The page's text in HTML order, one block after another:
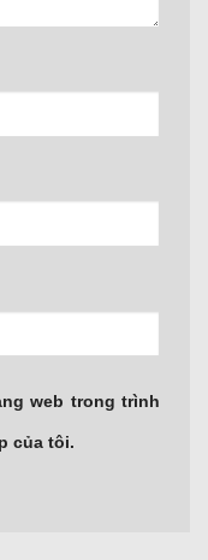
web trong trình
của tôi.